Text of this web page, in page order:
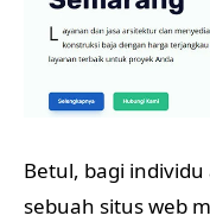
Betul, bagi
sebuah situs web